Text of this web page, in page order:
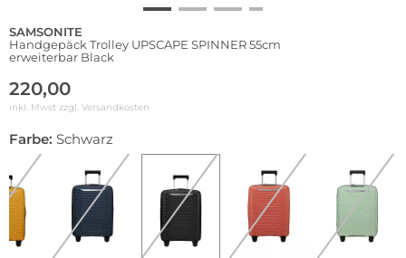
SAMSONITE
Handgepäck Trolley UPSCAPE SPINNER 55cm
erweiterbar Black
220,00
inkl. Mwst zzgl. Versandkosten
Farbe: Schwarz